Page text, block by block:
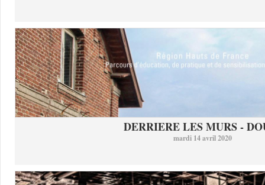
DERRIERE LES MURS -
mardi 14 avril 2020